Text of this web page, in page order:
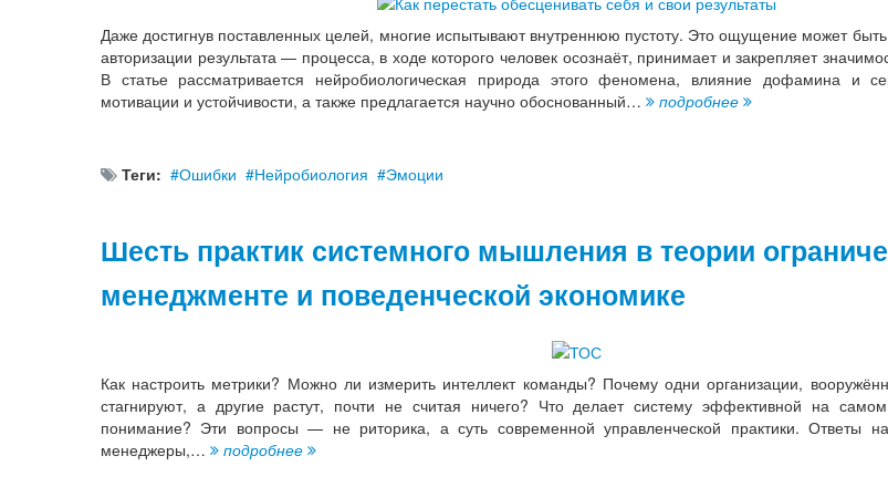
Даже достигнув поставленных целей, многие испытывают внутреннюю пустоту. Это ощущение может быть
авторизации результата — процесса, в ходе которого человек осознаёт, принимает и закрепляет
В статье рассматривается нейробиологическая природа этого феномена, влияние дофамина и
мотивации и устойчивости, а также предлагается научно обоснованный…
подробнее
Теги: Ошибки Нейробиология Эмоции
Шесть практик системного мышления в теории
менеджменте и поведенческой экономике
Как настроить метрики? Можно ли измерить интеллект команды? Почему одни организации,
стагнируют, а другие растут, почти не считая ничего? Что делает систему эффективной на
понимание? Эти вопросы — не риторика, а суть современной управленческой практики. Ответы
менеджеры,…
подробнее